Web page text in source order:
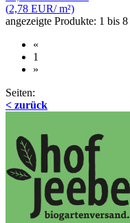
(2,78 EUR/ m²)
angezeigte Produkte: 1 bis 8
«
1
»
Seiten:
< zurück